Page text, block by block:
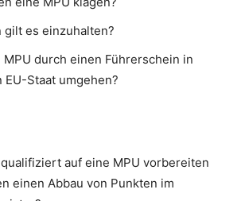
gilt es einzuhalten?
MPU durch einen Führerschein in
Staat umgehen?
auf eine MPU vorbereiten
einen Abbau von Punkten im